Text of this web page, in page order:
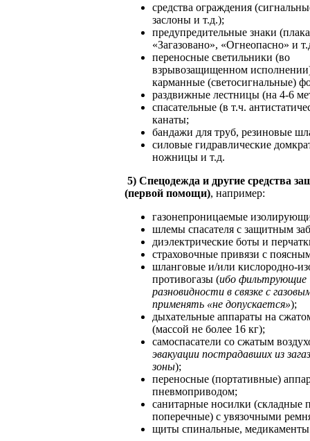
средства ограждения
заслоны и т.д.);
предупредительные знаки
«Загазовано», «Огнеопасно» и
переносные светильники (во
взрывозащищенном
карманные (светосигнальные)
раздвижные лестницы (на 4-6
спасательные (в т.ч.
канаты;
бандажи для труб, резиновые
силовые гидравлические
ножницы и т.д.
5) Спецодежда и другие средства
(первой помощи), например:
газонепроницаемые
шлемы спасателя с защитным
диэлектрические боты и
страховочные привязи с
шланговые и/или кислородно-
противогазы (ибо фильтрующие
разновидности в связке с
применять «не допускается»);
дыхательные аппараты на
(массой не более 16 кг);
самоспасатели со сжатым
эвакуации пострадавших из
зоны);
переносные (портативные)
пневмоприводом;
санитарные носилки (складные
поперечные) с увязочными
щиты спинальные, медикаменты